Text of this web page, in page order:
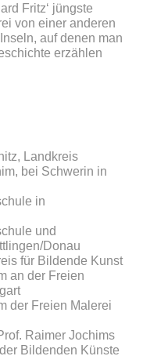
Fritz‘ jüngste
von einer anderen
auf denen man
erzählen
Landkreis
bei Schwerin in
in
und
Donau
für Bildende Kunst
an der Freien
der Freien Malerei
Raimer Jochims
Bildenden Künste